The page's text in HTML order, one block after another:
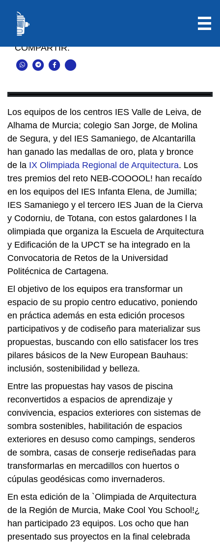
Arquitectura
COMPARTIR:
Los equipos de los centros IES Valle de Leiva, de
Alhama de Murcia; colegio San Jorge, de Molina
de Segura, y del IES Samaniego, de Alcantarilla
han ganado las medallas de oro, plata y bronce
de la IX Olimpiada Regional de Arquitectura. Los
tres premios del reto NEB-COOOOL! han recaído
en los equipos del IES Infanta Elena, de Jumilla;
IES Samaniego y el tercero IES Juan de la Cierva
y Codorniu, de Totana, con estos galardones l la
olimpiada que organiza la Escuela de Arquitectura
y Edificación de la UPCT se ha integrado en la
Convocatoria de Retos de la Universidad
Politécnica de Cartagena.
El objetivo de los equipos era transformar un
espacio de su propio centro educativo, poniendo
en práctica además en esta edición procesos
participativos y de codiseño para materializar sus
propuestas, buscando con ello satisfacer los tres
pilares básicos de la New European Bauhaus:
inclusión, sostenibilidad y belleza.
Entre las propuestas hay vasos de piscina
reconvertidos a espacios de aprendizaje y
convivencia, espacios exteriores con sistemas de
sombra sostenibles, habilitación de espacios
exteriores en desuso como campings, senderos
de sombra, casas de conserje rediseñadas para
transformarlas en mercadillos con huertos o
cúpulas geodésicas como invernaderos.
En esta edición de la `Olimpiada de Arquitectura
de la Región de Murcia, Make Cool You School!¿
han participado 23 equipos. Los ocho que han
presentado sus proyectos en la final celebrada